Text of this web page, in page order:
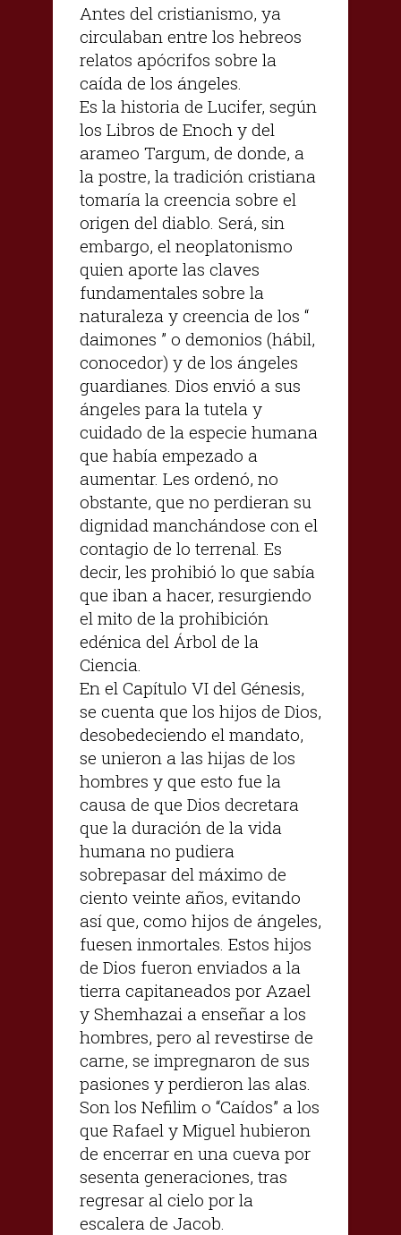
Antes del cristianismo, ya
circulaban entre los hebreos
relatos apócrifos sobre la
caída de los ángeles.
Es la historia de Lucifer, según
los Libros de Enoch y del
arameo Targum, de donde, a
la postre, la tradición cristiana
tomaría la creencia sobre el
origen del diablo. Será, sin
embargo, el neoplatonismo
quien aporte las claves
fundamentales sobre la
naturaleza y creencia de los “
daimones ” o demonios (hábil,
conocedor) y de los ángeles
guardianes. Dios envió a sus
ángeles para la tutela y
cuidado de la especie humana
que había empezado a
aumentar. Les ordenó, no
obstante, que no perdieran su
dignidad manchándose con el
contagio de lo terrenal. Es
decir, les prohibió lo que sabía
que iban a hacer, resurgiendo
el mito de la prohibición
edénica del Árbol de la
Ciencia.
En el Capítulo VI del Génesis,
se cuenta que los hijos de Dios,
desobedeciendo el mandato,
se unieron a las hijas de los
hombres y que esto fue la
causa de que Dios decretara
que la duración de la vida
humana no pudiera
sobrepasar del máximo de
ciento veinte años, evitando
así que, como hijos de ángeles,
fuesen inmortales. Estos hijos
de Dios fueron enviados a la
tierra capitaneados por Azael
y Shemhazai a enseñar a los
hombres, pero al revestirse de
carne, se impregnaron de sus
pasiones y perdieron las alas.
Son los Nefilim o “Caídos” a los
que Rafael y Miguel hubieron
de encerrar en una cueva por
sesenta generaciones, tras
regresar al cielo por la
escalera de Jacob.